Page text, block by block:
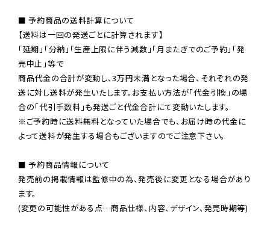
■ 予約商品の送料計算について
【送料は一回の発送ごとに計算されます】
「延期」「分納」「生産上限に伴う減数」「月またぎでのご予約」「発
売中止」等で
商品代金の合計が変動し、3万円未満となった場合、それぞれの発
送に対し送料が発生いたします。お支払い方法が「代金引換」の場
※ご予約時に送料無料となっていた場合でも、お届け時の代金に
よって送料が発生する場合もございますのでご注意下さい。
■ 予約商品情報について
発売前の掲載情報は監修中の為、発売後に変更となる場合があり
ます。
(変更の可能性がある点…商品仕様、内容、デザイン、発売時期等)